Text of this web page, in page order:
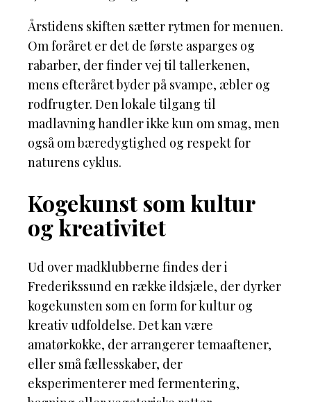
Årstidens skiften sætter rytmen for menuen.
Om foråret er det de første asparges og
rabarber, der finder vej til tallerkenen,
mens efteråret byder på svampe, æbler og
rodfrugter. Den lokale tilgang til
madlavning handler ikke kun om smag, men
også om bæredygtighed og respekt for
naturens cyklus.
Kogekunst som kultur
og kreativitet
Ud over madklubberne findes der i
Frederikssund en række ildsjæle, der dyrker
kogekunsten som en form for kultur og
kreativ udfoldelse. Det kan være
amatørkokke, der arrangerer temaaftener,
eller små fællesskaber, der
eksperimenterer med fermentering,